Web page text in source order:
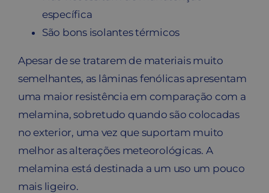
específica
São bons isolantes térmicos
Apesar de se tratarem de materiais muito
semelhantes, as lâminas fenólicas apresentam
uma maior resistência em comparação com a
melamina, sobretudo quando são colocadas
no exterior, uma vez que suportam muito
melhor as alterações meteorológicas. A
melamina está destinada a um uso um pouco
mais ligeiro.